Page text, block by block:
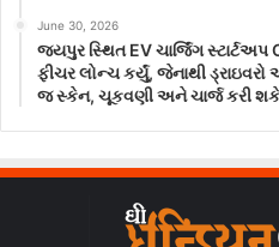
June 30, 2026
જયપુર સ્થિત EV ચાર્જિંગ
ફીચર લોન્ચ કર્યું, જેનાથી ડ્રાઇવરો
જ સ્કેન, ચૂકવણી અને ચાર્જ કરી